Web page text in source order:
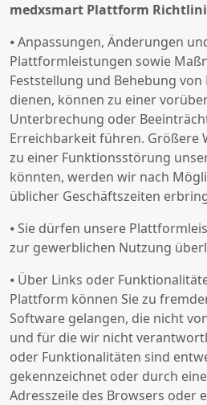
medxsmart Plattform
⦁ Anpassungen, Änderungen
Plattformleistungen sowie
Feststellung und Behebung
dienen, können zu einer
Unterbrechung oder
Erreichbarkeit führen. Größere
zu einer Funktionsstörung
könnten, werden wir nach
üblicher Geschäftszeiten
⦁ Sie dürfen unsere
zur gewerblichen Nutzung
⦁ Über Links oder
Plattform können Sie zu
Software gelangen, die nicht
und für die wir nicht
oder Funktionalitäten sind
gekennzeichnet oder durch
Adresszeile des Browsers oder